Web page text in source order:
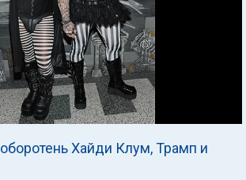
Хайди Клум, Трамп и